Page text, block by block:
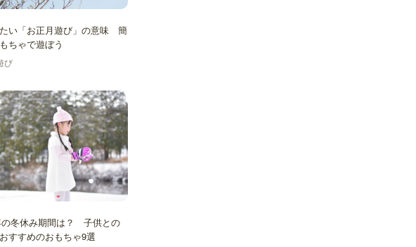
い「お正月遊び」の意味 簡
ちゃで遊ぼう
び
の冬休み期間は？ 子供との
すすめのおもちゃ9選